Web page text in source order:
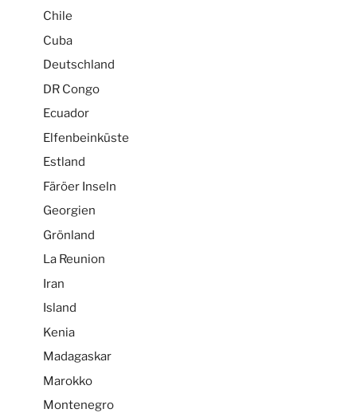
Chile
Cuba
Deutschland
DR Congo
Ecuador
Elfenbeinküste
Estland
Färöer Inseln
Georgien
Grönland
La Reunion
Iran
Island
Kenia
Madagaskar
Marokko
Montenegro